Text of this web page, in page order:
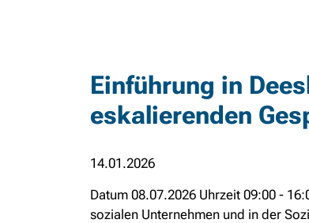
Einführung in
eskalierenden
14.01.2026
Datum 08.07.2026 Uhrzeit 09:00 -
sozialen Unternehmen und in der